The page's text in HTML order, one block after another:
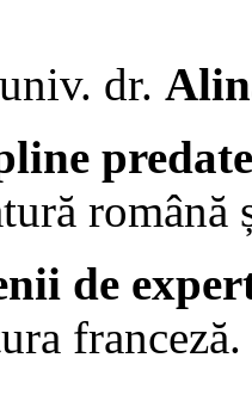
dr.
română
de
franceză.